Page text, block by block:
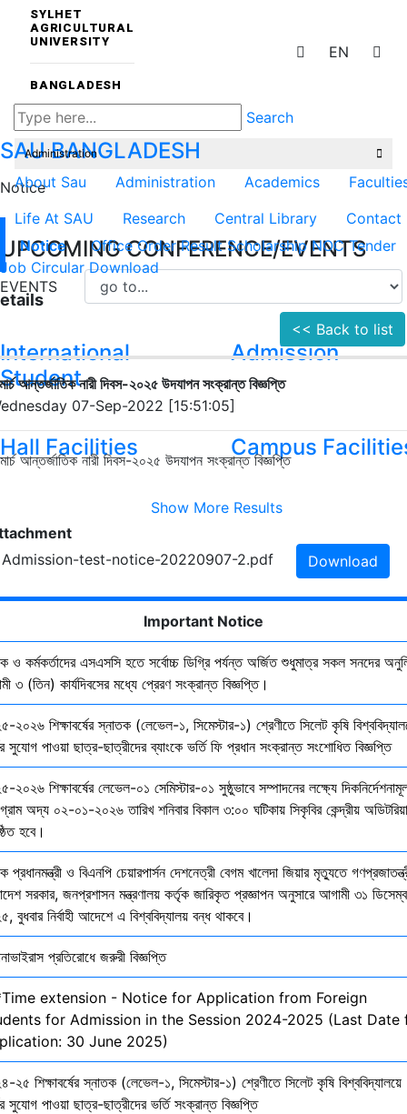
SYLHET
AGRICULTURAL
UNIVERSITY
BANGLADESH
EN
Search
SAUBANGLADESH
About Sau Administration Academics
Life At SAU
Research Central Library Contact
UPCOMING CONFERENCE/EVENTS
EVENTS
International
Student
Admission
Hall Facilities Campus
Show More Results
Administration
Notice
Notice Office Order Result Scholarship NOC Tender
Job Circular Download
<< Back to list
আন্তর্জাতিক নারী দিবস-২০২৫ উদযাপন সংক্রান্ত বিজ্ঞপ্তি
07-Sep-2022 [15:51:05]
আন্তর্জাতিক নারী দিবস-২০২৫ উদযাপন সংক্রান্ত বিজ্ঞপ্তি
Admission-test-notice-20220907-2.pdf
Download
Important Notice
ও কর্মকর্তাদের এসএসসি হতে সর্বোচ্চ ডিগ্রি পর্যন্ত অর্জিত শুধুমাত্র সকল সনদের
৩ (তিন) কার্যদিবসের মধ্যে প্রেরণ সংক্রান্ত বিজ্ঞপ্তি।
২০২৬ শিক্ষাবর্ষের স্নাতক (লেভেল-১, সিমেস্টার-১) শ্রেণীতে সিলেট কৃষি
সুযোগ পাওয়া ছাত্র-ছাত্রীদের ব্যাংকে ভর্তি ফি প্রধান সংক্রান্ত সংশোধিত বিজ্ঞপ্তি
২০২৬ শিক্ষাবর্ষের লেভেল-০১ সেমিস্টার-০১ সুষ্ঠুভাবে সম্পাদনের লক্ষ্যে
অদ্য ০২-০১-২০২৬ তারিখ শনিবার বিকাল ৩:০০ ঘটিকায় সিকৃবির কেন্দ্রীয়
হবে।
প্রধানমন্ত্রী ও বিএনপি চেয়ারপার্সন দেশনেত্রী বেগম খালেদা জিয়ার মৃত্যুতে
সরকার, জনপ্রশাসন মন্ত্রণালয় কর্তৃক জারিকৃত প্রজ্ঞাপন অনুসারে আগামী ৩১
বুধবার নির্বাহী আদেশে এ বিশ্ববিদ্যালয় বন্ধ থাকবে।
প্রতিরোধে জরুরী বিজ্ঞপ্তি
extension - Notice for Application from Foreign
for Admission in the Session 2024-2025 (Last Date
30 June 2025)
২৫ শিক্ষাবর্ষের স্নাতক (লেভেল-১, সিমেস্টার-১) শ্রেণীতে সিলেট কৃষি বিশ্ববিদ্যালয়ে
সুযোগ পাওয়া ছাত্র-ছাত্রীদের ভর্তি সংক্রান্ত বিজ্ঞপ্তি